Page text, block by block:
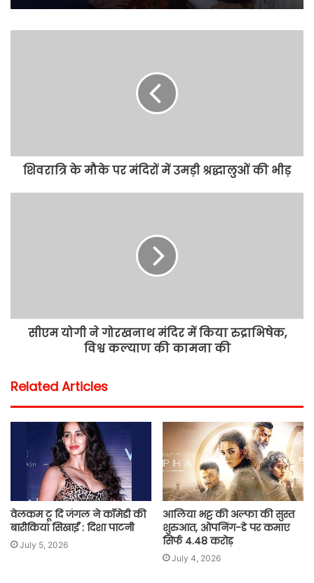
रश्मिका मंदाना ने ‘मैसा’ के लिए शूट किया
शिवरात्रि के मौके पर मंदिरों में उमड़ी श्रद्धालुओं की भीड़
सीएम योगी ने गोरखनाथ मंदिर में किया रुद्राभिषेक,
विश्व कल्याण की कामना की
Related Articles
वेलकम टू दि जंगल ने कॉमेडी की
बारीकियां सिखाईं : दिशा पाटनी
July 5, 2026
आलिया भट्ट की अल्फा की सुस्त
शुरुआत, ओपनिंग-डे पर कमाए
सिर्फ 4.48 करोड़
July 4, 2026